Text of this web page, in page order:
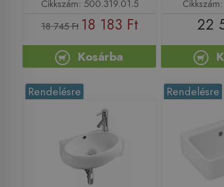
Cikkszám: 500.319.01.5
18 745 Ft 18 183 Ft
Kosárba
22
Rendelésre Rendelésre